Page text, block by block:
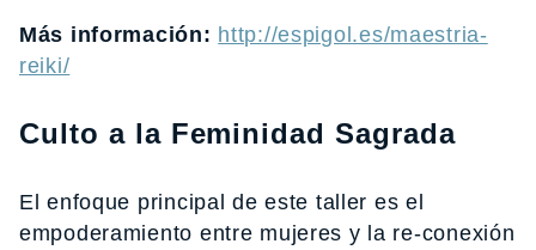
Más información: http://espigol.es/maestria-
reiki/
Culto a la Feminidad Sagrada
El enfoque principal de este taller es el
empoderamiento entre mujeres y la re-conexión